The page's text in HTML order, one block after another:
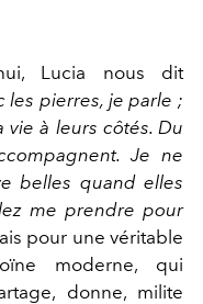
Lucia nous dit
les pierres, je parle ;
vie à leurs côtés. Du
Je ne
belles quand elles
me prendre pour
pour une véritable
moderne, qui
donne, milite